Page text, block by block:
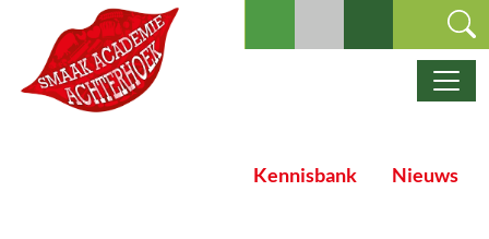
Ga naar de inhoud
Hoofdnavigatie
Kennisbank Nieuws